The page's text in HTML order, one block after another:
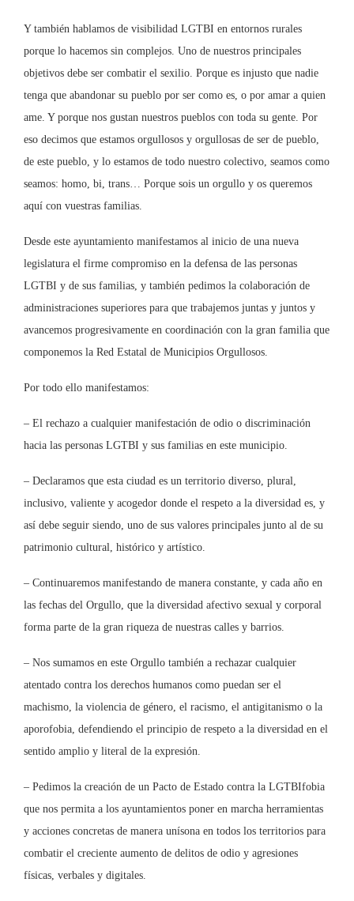
Y también hablamos de visibilidad LGTBI en entornos rurales
porque lo hacemos sin complejos. Uno de nuestros principales
objetivos debe ser combatir el sexilio. Porque es injusto que nadie
tenga que abandonar su pueblo por ser como es, o por amar a quien
ame. Y porque nos gustan nuestros pueblos con toda su gente. Por
eso decimos que estamos orgullosos y orgullosas de ser de pueblo,
de este pueblo, y lo estamos de todo nuestro colectivo, seamos como
seamos: homo, bi, trans… Porque sois un orgullo y os queremos
aquí con vuestras familias.
Desde este ayuntamiento manifestamos al inicio de una nueva
legislatura el firme compromiso en la defensa de las personas
LGTBI y de sus familias, y también pedimos la colaboración de
administraciones superiores para que trabajemos juntas y juntos y
avancemos progresivamente en coordinación con la gran familia que
componemos la Red Estatal de Municipios Orgullosos.
Por todo ello manifestamos:
– El rechazo a cualquier manifestación de odio o discriminación
hacia las personas LGTBI y sus familias en este municipio.
– Declaramos que esta ciudad es un territorio diverso, plural,
inclusivo, valiente y acogedor donde el respeto a la diversidad es, y
así debe seguir siendo, uno de sus valores principales junto al de su
patrimonio cultural, histórico y artístico.
– Continuaremos manifestando de manera constante, y cada año en
las fechas del Orgullo, que la diversidad afectivo sexual y corporal
forma parte de la gran riqueza de nuestras calles y barrios.
– Nos sumamos en este Orgullo también a rechazar cualquier
atentado contra los derechos humanos como puedan ser el
machismo, la violencia de género, el racismo, el antigitanismo o la
aporofobia, defendiendo el principio de respeto a la diversidad en el
sentido amplio y literal de la expresión.
– Pedimos la creación de un Pacto de Estado contra la LGTBIfobia
que nos permita a los ayuntamientos poner en marcha herramientas
y acciones concretas de manera unísona en todos los territorios para
combatir el creciente aumento de delitos de odio y agresiones
físicas, verbales y digitales.